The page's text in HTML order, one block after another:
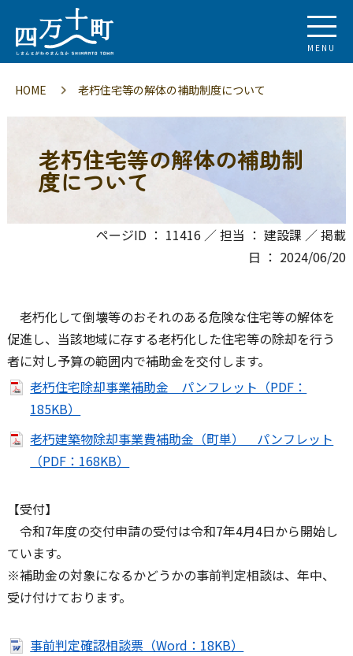
MENU
HOME 老朽住宅等の解体の補助制度について
老朽住宅等の解体の補助制
度について
ページID ： 11416 ／ 担当 ： 建設課 ／ 掲載
日 ： 2024/06/20
老朽化して倒壊等のおそれのある危険な住宅等の解体を
促進し、当該地域に存する老朽化した住宅等の除却を行う
者に対し予算の範囲内で補助金を交付します。
老朽住宅除却事業補助金 パンフレット（PDF：
185KB）
老朽建築物除却事業費補助金（町単） パンフレット
（PDF：168KB）
【受付】
令和7年度の交付申請の受付は令和7年4月4日から開始し
ています。
※補助金の対象になるかどうかの事前判定相談は、年中、
受け付けております。
事前判定確認相談票（Word：18KB）